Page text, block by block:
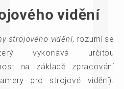
vidění
strojového vidění, rozumí se
vykonává určitou
na základě zpracování
pro strojové vidění).